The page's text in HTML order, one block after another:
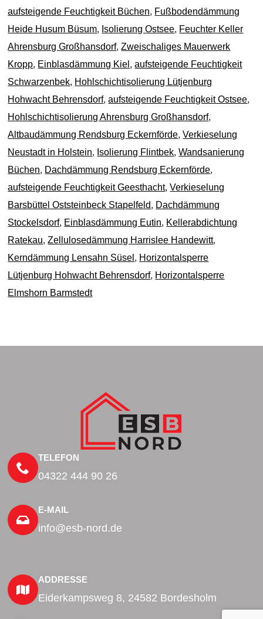
aufsteigende Feuchtigkeit Büchen, Fußbodendämmung
Heide Husum Büsum, Isolierung Ostsee, Feuchter Keller
Ahrensburg Großhansdorf,Zweischaliges Mauerwerk
Kropp, Einblasdämmung Kiel ,aufsteigende Feuchtigkeit
Schwarzenbek, Hohlschichtisolierung Lütjenburg
Hohwacht Behrensdorf,aufsteigende Feuchtigkeit Ostsee,
Hohlschichtisolierung Ahrensburg Großhansdorf,
Altbaudämmung Rendsburg Eckernförde,Verkieselung
Neustadt in Holstein, Isolierung Flintbek,Wandsanierung
Büchen, Dachdämmung Rendsburg Eckernförde,
aufsteigende Feuchtigkeit Geesthacht,Verkieselung
Barsbüttel Oststeinbeck Stapelfeld, Dachdämmung
Stockelsdorf, Einblasdämmung Eutin, Kellerabdichtung
Ratekau,Zellulosedämmung Harrislee Handewitt,
Kerndämmung Lensahn Süsel , Horizontalsperre
Lütjenburg Hohwacht Behrensdorf, Horizontalsperre
Elmshorn Barmstedt
TELEFON
04322 444 90 26
E-MAIL
info@esb-nord.de
ADDRESSE
Eiderkampsweg 8, 24582 Bordesholm